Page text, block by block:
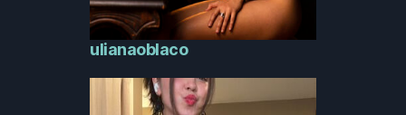
ulianaoblaco